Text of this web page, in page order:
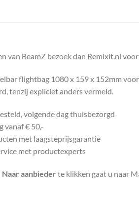
van BeamZ bezoek dan Remixit.nl
flightbag 1080 x 159 x 152mm
tenzij expliciet anders vermeld.
volgende dag thuisbezorgd
vanaf € 50,-
met laagsteprijsgarantie
met productexperts
Naar aanbieder te klikken gaat u naar